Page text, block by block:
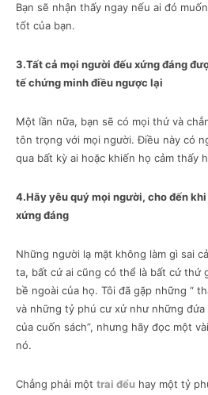
Bạn sẽ nhận thấy ngay nếu ai đó
tốt của bạn.
3.Tất cả mọi người đếu xứng đáng
tế chứng minh điều ngược lại
Một lần nữa, bạn sẽ có mọi thứ và
tôn trọng với mọi người. Điều này có
qua bất kỳ ai hoặc khiến họ cảm thấy
4.Hãy yêu quý mọi người, cho đến
xứng đáng
Những người lạ mặt không làm gì sai
ta, bất cứ ai cũng có thể là bất cứ thứ
bề ngoài của họ. Tôi đã gặp những “
và những tỷ phú cư xử như những đứa
của cuốn sách”, nhưng hãy đọc một
nó.
Chẳng phải một trai đểu hay một tỷ